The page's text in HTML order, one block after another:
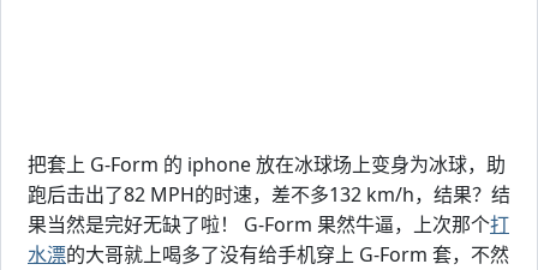
把套上 G-Form 的 iphone 放在冰球场上变身为冰球，助
跑后击出了82 MPH的时速，差不多132 km/h，结果？结
果当然是完好无缺了啦！ G-Form 果然牛逼，上次那个打
水漂的大哥就上喝多了没有给手机穿上 G-Form 套，不然